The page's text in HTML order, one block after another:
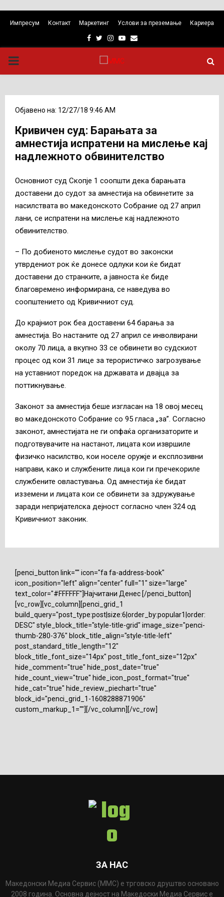
Импресум Контакт Маркетинг Услови за преземање Кариера
Facebook
TwitterInstagram
Youtube
Email
PRIMARY
Објавено на: 12/27/18 9:46 AM
Кривичен суд: Барањата за
амнестија испратени на мислење кај
надлежното обвинителство
Основниот суд Скопје 1 соопшти дека барањата
доставени до судот за амнестија на обвинетите за
насилствата во македонското Собрание од 27 април
лани, се испратени на мислење кај надлежното
обвинителство.
– По добиеното мислење судот во законски
утврдениот рок ќе донесе одлуки кои ќе бидат
доставени до странките, а јавноста ќе биде
благовремено информирана, се наведува во
соопштението од Кривичниот суд.
До крајниот рок беа доставени 64 барања за
амнестија. Во настаните од 27 април се инволвирани
околу 70 лица, а вкупно 33 се обвинети во судскиот
процес од кои 31 лице за терористичко загрозување
на уставниот поредок на државата и двајца за
поттикнување.
Законот за амнестија беше изгласан на 18 овој месец
во македонското Собрание со 95 гласа „за”. Согласно
законот, амнестијата не ги опфаќа организаторите и
подготвувачите на настанот, лицата кои извршиле
физичко насилство, кои носеле оружје и експлозивни
направи, како и службените лица кои ги пречекориле
службените овластувања. Од амнестија ќе бидат
изземени и лицата кои се обвинети за здружување
заради непријателска дејност согласно член 324 од
Кривичниот законик.
[penci_button link="" icon="fa fa-address-book"
icon_position="left" align="center" full="1" size="large"
text_color="#FFFFFF"]Најчитани Денес [/penci_button]
[vc_row][vc_column][penci_grid_1
build_query="post_type:post|size:6|order_by:popular1|order:
DESC" style_block_title="style-title-grid" image_size="penci-
thumb-280-376" block_title_align="style-title-left"
post_standard_title_length="12"
block_title_font_size="14px" post_title_font_size="12px"
hide_comment="true" hide_post_date="true"
hide_count_view="true" hide_icon_post_format="true"
hide_cat="true" hide_review_piechart="true"
block_id="penci_grid_1-1608288871906"
custom_markup_1=""][/vc_column][/vc_row]
ЗА НАС
Македонски Медиа Сервис (ММС) е трговско друштво основано
2008 година. Основна дејност на Македоски Медиа Сервис е